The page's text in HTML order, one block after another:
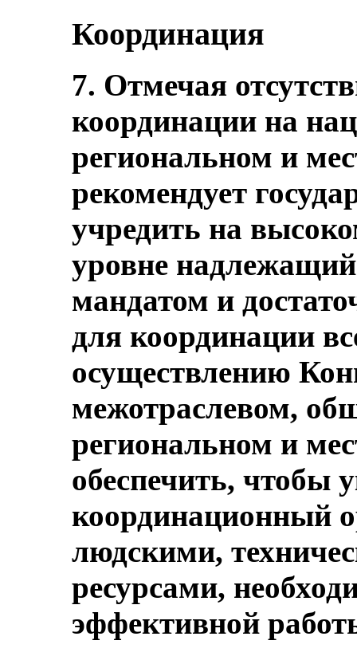
Координация
7. Отмечая
координации на
региональном и
рекомендует
учредить на
уровне
мандатом и
для координации
осуществлению
межотраслевом,
региональном и
обеспечить, чтобы
координационный
людскими,
ресурсами,
эффективной